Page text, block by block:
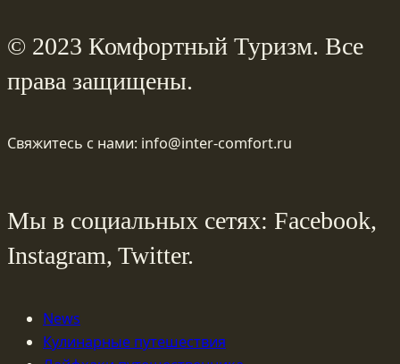
© 2023 Комфортный Туризм. Все
права защищены.
Свяжитесь с нами: info@inter-comfort.ru
Мы в социальных сетях: Facebook,
Instagram, Twitter.
News
Кулинарные путешествия